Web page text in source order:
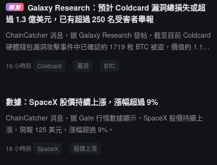
發出明確通知。運營細節（包括新倉位關閉、持倉結算等）將在週一
與代幣持有者通話中討論，創始人還將於 8 月 10 日 16:00 UTC 在 X
平台舉行 AMA。該項目此前探索過通過 MetaDAO 冻結 AMM 以按比
例返還資金，但未能實現，同時已取消代幣質押三個月的延遲期。Fl
2 萬美元 USDC 收入分成。
Galaxy Research：預計 Coldcard 漏洞總損失或超
過 1.3 億美元，已有超過 250 名受害者舉報
ChainCatcher 消息，据 Galaxy Research 發帖，截至目前 Coldcard
硬體錢包漏洞攻擊事件中已確認約 1719 枚 BTC 被盜，價值約 1.11
待核實部分最終確認，被盜規模或達 2300 枚 BTC 以上。此外，協
正在追蹤超過 25 種獨立攻擊模式，包括此前的第一至第三波，表明
已有多個不同威脅行為者在積極利用該漏洞。所有被盜幣對應的地址
均創建於 2021 年 3 月 17 日受影響固件發布之後，目前沒有證據表
固件之外的其他簽名設備或錢包。
16 小時前 Coldcard 漏洞 BTC
數據：SpaceX 股價持續上漲，漲幅超過 9%
ChainCatcher 消息，据 Gate 行情數據顯示，SpaceX 股價持續上
漲，現報 125 美元，漲幅超過 9%。
18 小時前 SpaceX 股價上漲